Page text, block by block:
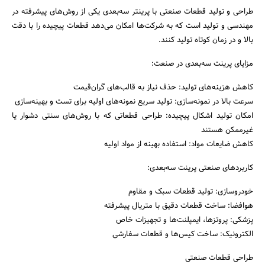
طراحی و تولید قطعات صنعتی با پرینتر سه‌بعدی یکی از روش‌های پیشرفته در
مهندسی و تولید است که به شرکت‌ها امکان می‌دهد قطعات پیچیده را با دقت
بالا و در زمان کوتاه تولید کنند.
مزایای پرینت سه‌بعدی در صنعت:
کاهش هزینه‌های تولید: حذف نیاز به قالب‌های گران‌قیمت
سرعت بالا در نمونه‌سازی: تولید سریع نمونه‌های اولیه برای تست و بهینه‌سازی
امکان تولید اشکال پیچیده: طراحی قطعاتی که با روش‌های سنتی دشوار یا
غیرممکن هستند
کاهش ضایعات مواد: استفاده بهینه از مواد اولیه
کاربردهای صنعتی پرینت سه‌بعدی:
خودروسازی: تولید قطعات سبک و مقاوم
هوافضا: ساخت قطعات دقیق با متریال پیشرفته
پزشکی: پروتزها، ایمپلنت‌ها و تجهیزات خاص
الکترونیک: ساخت کیس‌ها و قطعات سفارشی
طراحی قطعات صنعتی